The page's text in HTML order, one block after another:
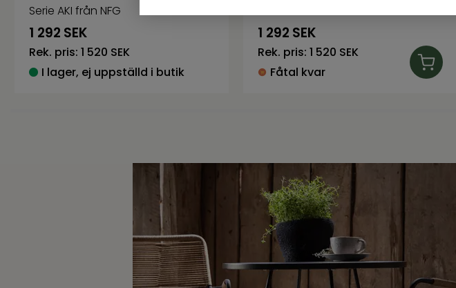
Serie AKI från NFG
1 292 SEK
Rek. pris: 1 520 SEK
I lager, ej uppställd i butik
1 292 SEK
Rek. pris: 1 520 SEK
Fåtal kvar